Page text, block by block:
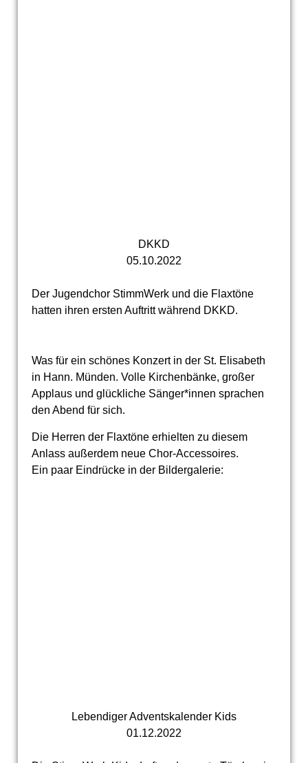
DKKD
05.10.2022
Der Jugendchor StimmWerk und die Flaxtöne
hatten ihren ersten Auftritt während DKKD.
Was für ein schönes Konzert in der St. Elisabeth
in Hann. Münden. Volle Kirchenbänke, großer
Applaus und glückliche Sänger*innen sprachen
den Abend für sich.
Die Herren der Flaxtöne erhielten zu diesem
Anlass außerdem neue Chor-Accessoires.
Ein paar Eindrücke in der Bildergalerie:
Lebendiger Adventskalender Kids
01.12.2022